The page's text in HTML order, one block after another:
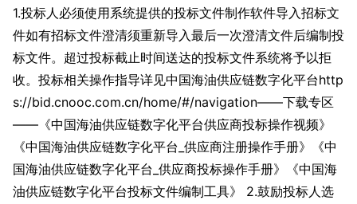
1.投标人必须使用系统提供的投标文件制作软件导入招标文
件如有招标文件澄清须重新导入最后一次澄清文件后编制投
标文件。超过投标截止时间送达的投标文件系统将予以拒
收。投标相关操作指导详见中国海油供应链数字化平台http
s://bid.cnooc.com.cn/home/#/navigation——下载专区
——《中国海油供应链数字化平台供应商投标操作视频》
《中国海油供应链数字化平台_供应商注册操作手册》《中
国海油供应链数字化平台_供应商投标操作手册》《中国海
油供应链数字化平台投标文件编制工具》 2.鼓励投标人选